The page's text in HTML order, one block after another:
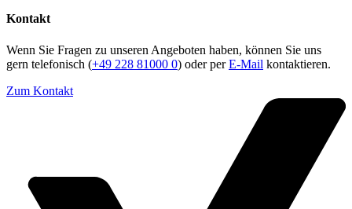
Kontakt
Wenn Sie Fragen zu unseren Angeboten haben, können Sie uns
gern telefonisch (+49 228 81000 0) oder perE-Mail kontaktieren.
Zum Kontakt